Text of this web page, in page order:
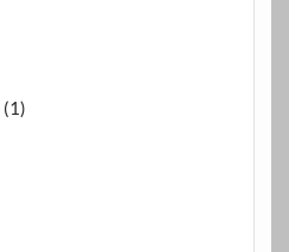
(1)